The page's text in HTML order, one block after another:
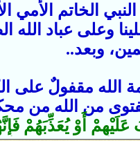
الخاتم الأمي
وعلى عباد
وبعد..
مقفولٌ على
من الله من